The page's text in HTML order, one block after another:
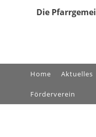
Die
Home Aktuelles
Förderverein